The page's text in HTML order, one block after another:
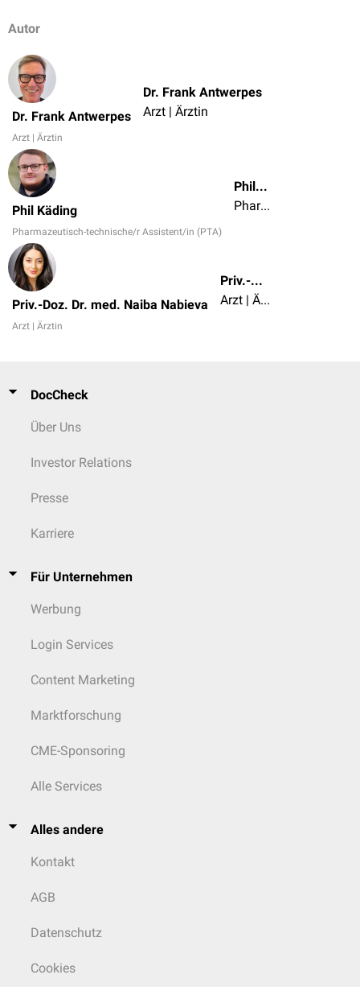
Autor
Dr. Frank Antwerpes
Arzt | Ärztin
Dr. Frank Antwerpes
Arzt | Ärztin
Phil Käding
Pharmazeutisch-technische/r Assistent/in (PTA)
Phil Käding
Pharmazeutisch-technische/r Assistent/in (PTA)
Priv.-Doz. Dr. med. Naiba Nabieva
Arzt | Ärztin
Priv.-Doz. Dr. med. Naiba Nabieva
Arzt | Ärztin
DocCheck
Über Uns
Investor Relations
Presse
Karriere
Für Unternehmen
Werbung
Login Services
Content Marketing
Marktforschung
CME-Sponsoring
Alle Services
Alles andere
Kontakt
AGB
Datenschutz
Cookies